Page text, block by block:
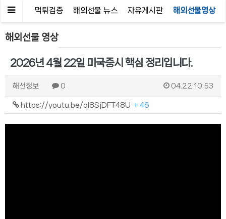
지사항 먹튀검증 해외선물 뉴스 자유게시판 해외선물영상
해외선물 영상
2026년 4월 22일 미국증시 핵심 정리입니다.
해선정보 0 04.22 10:53
https://youtu.be/qI8SjDFT48U + 46